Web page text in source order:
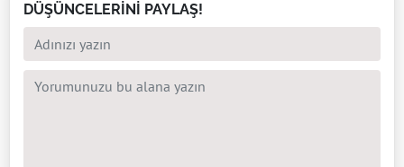
DÜŞÜNCELERİNİ PAYLAŞ!